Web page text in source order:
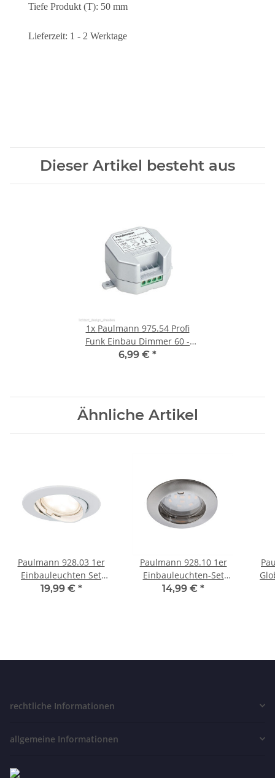
Tiefe Produkt (T): 50 mm
Lieferzeit: 1 - 2 Werktage
Dieser Artikel besteht aus
1x Paulmann 975.54 Profi
Funk Einbau Dimmer 60 -
300 Watt
6,99 € *
Ähnliche Artikel
Paulmann 928.03 1er
Einbauleuchten Set
Premium Coin LED 6,8W
19,99 € *
Paulmann 928.10 1er
Einbauleuchten-Set
Premium Coin dimmbar
14,99 € *
rechtliche Informationen
allgemeine Informationen